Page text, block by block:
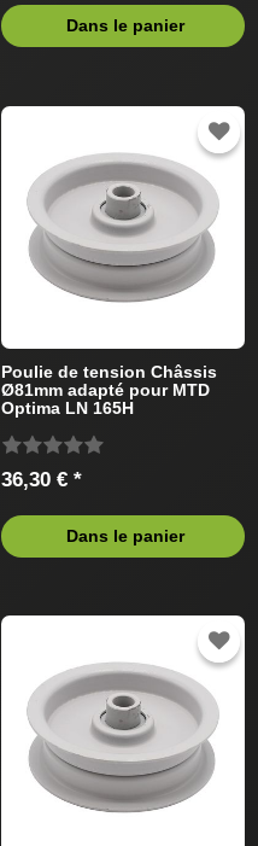
Dans le panier
Poulie de tension Châssis
Ø81mm adapté pour MTD
Optima LN 165H
de pelouse
36,30 € *
Dans le panier